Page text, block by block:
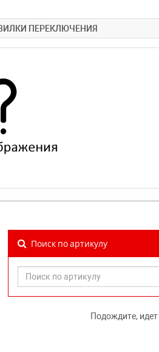
ПЕРЕКЛЮЧЕНИЯ
Поиск по артикулу
Подождите, идет